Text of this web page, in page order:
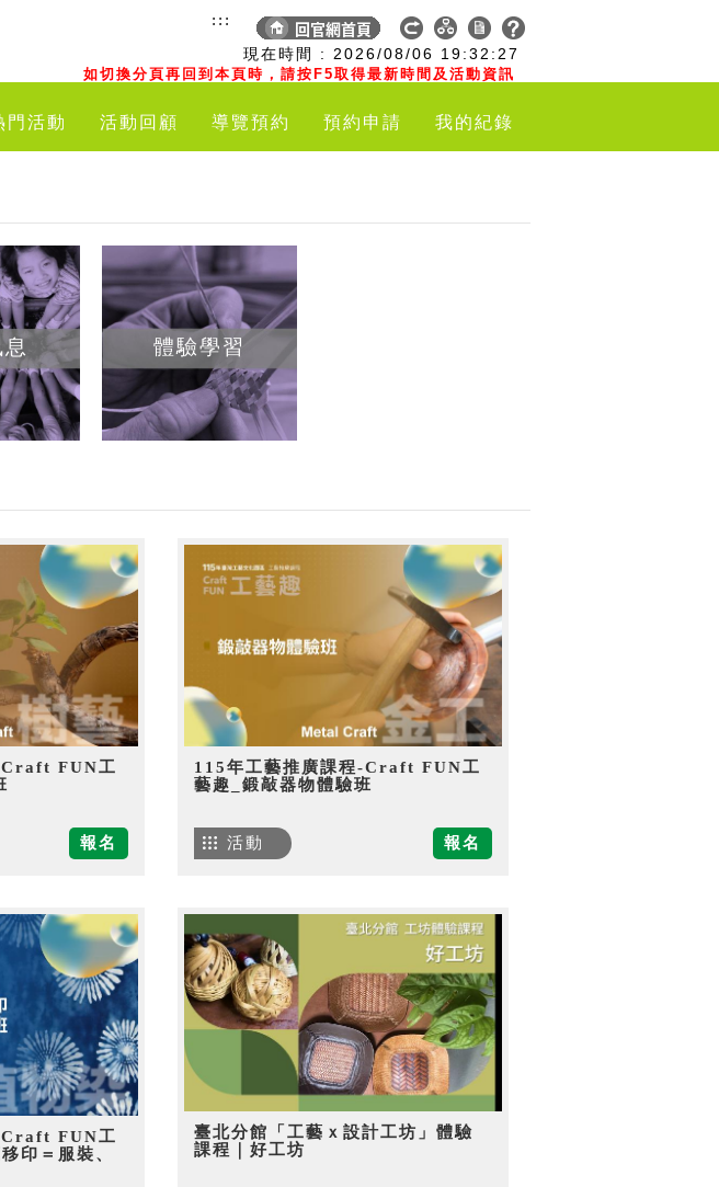
現在時間 : 2026/08/06 19:32:28
如切換分頁再回到本頁時，請按F5取得最新時間及活動資訊
:::
門活動 活動回顧 導覽預約 預約申請 我的紀錄
體驗學習
Craft FUN工
報名
115年工藝推廣課程-Craft FUN工
藝趣_鍛敲器物體驗班
報名
活動
Craft FUN工
印＝服裝、
臺北分館「工藝ｘ設計工坊」體驗
課程｜好工坊